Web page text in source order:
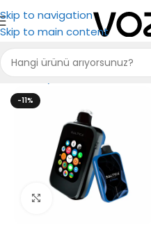
Skip to navigation
Skip to main content
Ana Sayfa Saltica Saltica
-11%
Büyütmek için tıkla